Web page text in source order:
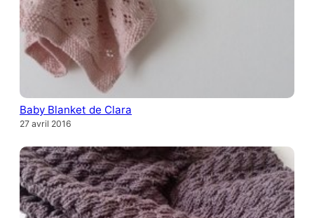
Baby Blanket de Clara
27 avril 2016